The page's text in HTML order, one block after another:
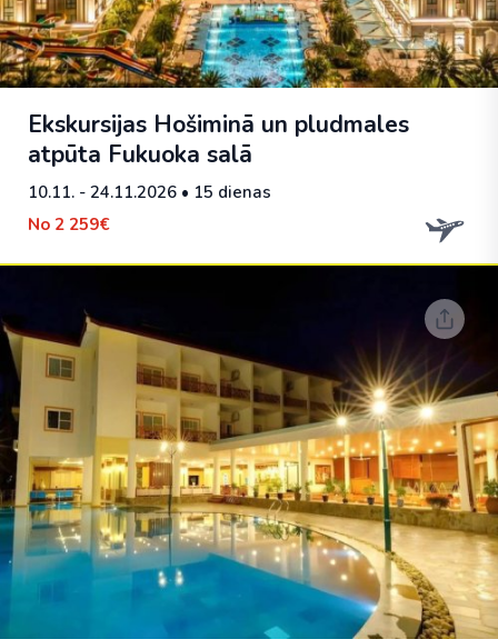
Ekskursijas Hošiminā un pludmales
atpūta Fukuoka salā
10.11. - 24.11.2026 • 15 dienas
No 2 259€